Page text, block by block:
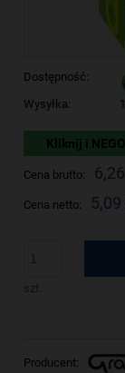
Dostępność:
Wysyłka:
Kliknij i
Cena brutto: 6,26
Cena netto: 5,09
Producent: